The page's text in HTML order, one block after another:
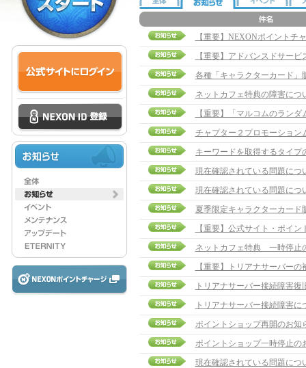
【重要】NEXONポイントチ
【重要】アドバンスドサー
各種「キャラクターカード」
ネットカフェ特典の障害につ
【重要】「マルコムのラン
チャプター２プロモーショ
現在確認されている問題につ
現在確認されている問題につ
夏季限定キャラクターカード
【重要】公式サイト・ポイ
ネットカフェ特典 一時停止
【重要】トリアナサーバーの
トリアナサーバー接続障害復
トリアナサーバー接続障害に
ポイントショップ再開のお知
ポイントショップ一時停止の
現在確認されている問題につ